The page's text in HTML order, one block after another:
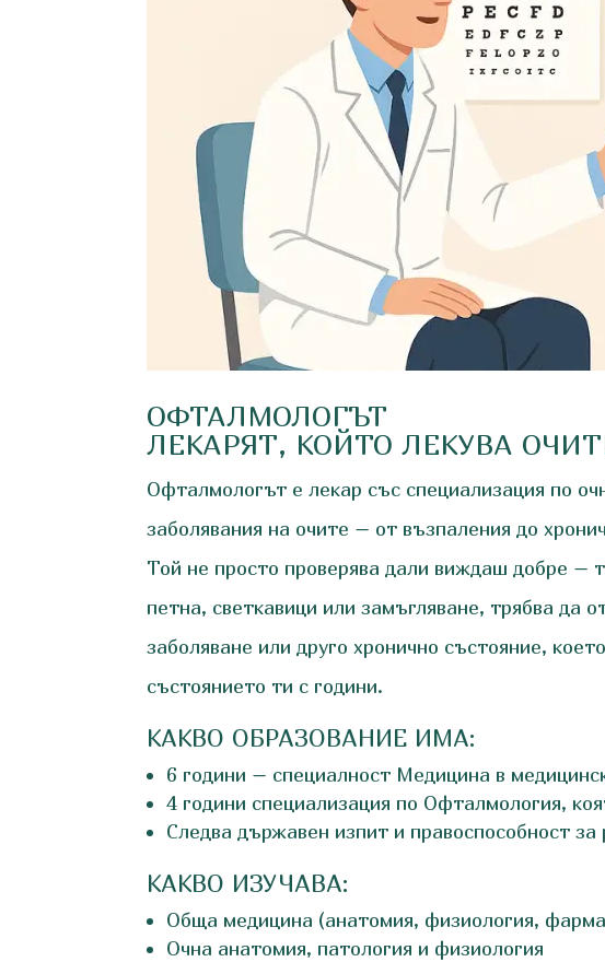
ОФТАЛМОЛОГЪТ
ЛЕКАРЯТ, КОЙТО ЛЕКУВА
Офталмологът е лекар със специализация по
заболявания на очите – от възпаления до
Той не просто проверява дали виждаш добре
петна, светкавици или замъгляване, трябва
заболяване или друго хронично състояние,
състоянието ти с години.
КАКВО ОБРАЗОВАНИЕ ИМА:
6 години – специалност Медицина в
4 години специализация по Офталмология,
Следва държавен изпит и правоспособност за
КАКВО ИЗУЧАВА:
Обща медицина (анатомия, физиология,
Очна анатомия, патология и физиология